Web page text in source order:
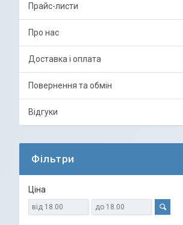
Прайс-листи
Про нас
Доставка і оплата
Повернення та обмін
Відгуки
Фільтри
Ціна